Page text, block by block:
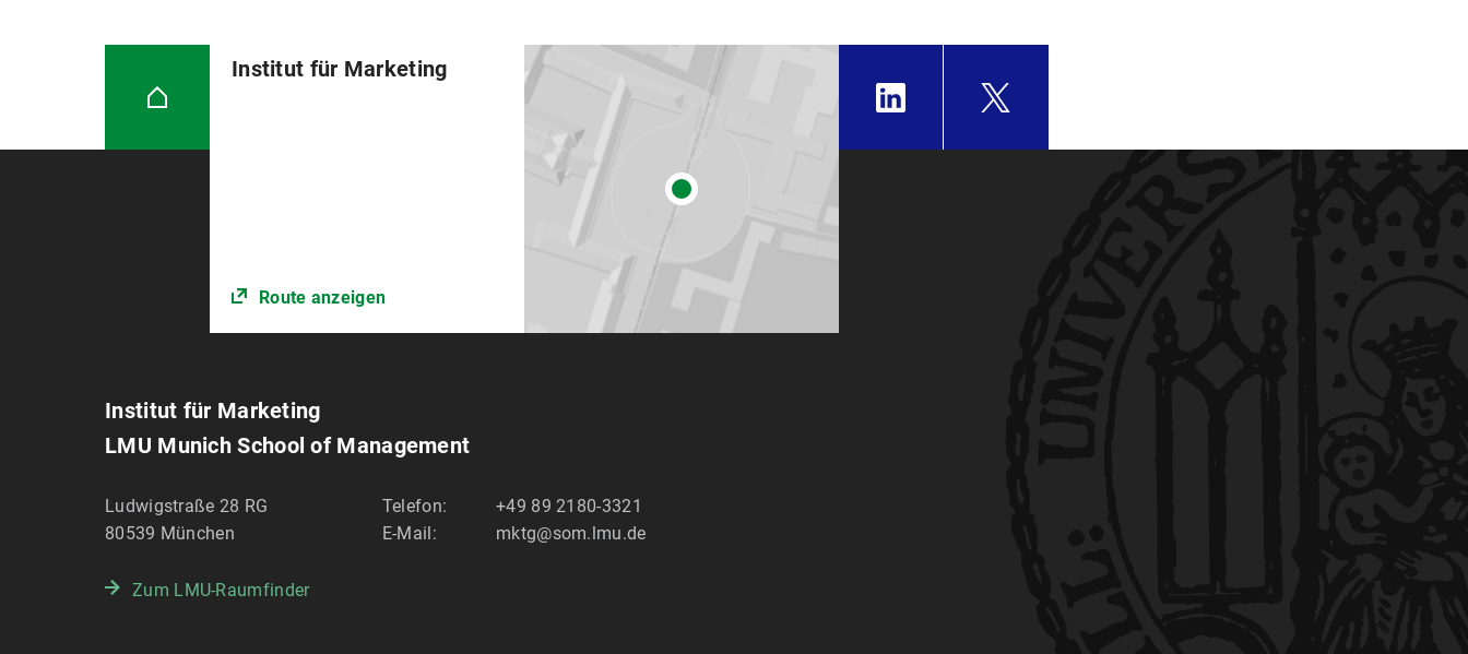
Institut für Marketing
Route anzeigen
Institut für Marketing
LMU Munich School of Management
Ludwigstraße 28 RG
80539 München
Telefon:
+49 89 2180-3321
E-Mail:
mktg@som.lmu.de
Zum LMU-Raumfinder